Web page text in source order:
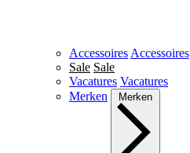
Accessoires Accessoires
Sale Sale
Vacatures Vacatures
Merken
Merken